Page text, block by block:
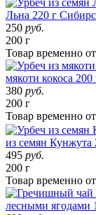
Льна 220 г
250 руб.
200 г
Товар временно
мякоти кокоса
380 руб.
200 г
Товар временно
из семян
495 руб.
200 г
Товар временно
лесными ягодами